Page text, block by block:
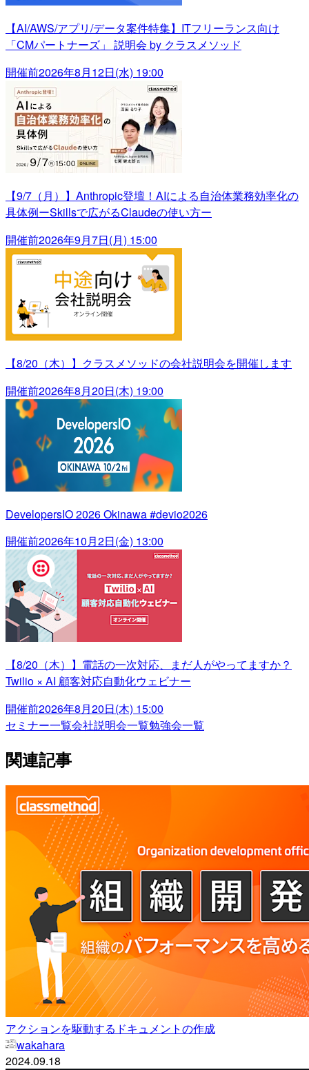
【AI/AWS/アプリ/データ案件特集】ITフリーランス向け
「CMパートナーズ」 説明会 by クラスメソッド
開催前2026年8月12日(水) 19:00
【9/7（月）】Anthropic登壇！AIによる自治体業務効率化の
具体例ーSkillsで広がるClaudeの使い方ー
開催前2026年9月7日(月) 15:00
【8/20（木）】クラスメソッドの会社説明会を開催します
開催前2026年8月20日(木) 19:00
DevelopersIO 2026 Okinawa #devio2026
開催前2026年10月2日(金) 13:00
【8/20（木）】電話の一次対応、まだ人がやってますか？
Twilio × AI 顧客対応自動化ウェビナー
開催前2026年8月20日(木) 15:00
セミナー一覧会社説明会一覧勉強会一覧
関連記事
アクションを駆動するドキュメントの作成
wakahara
2024.09.18